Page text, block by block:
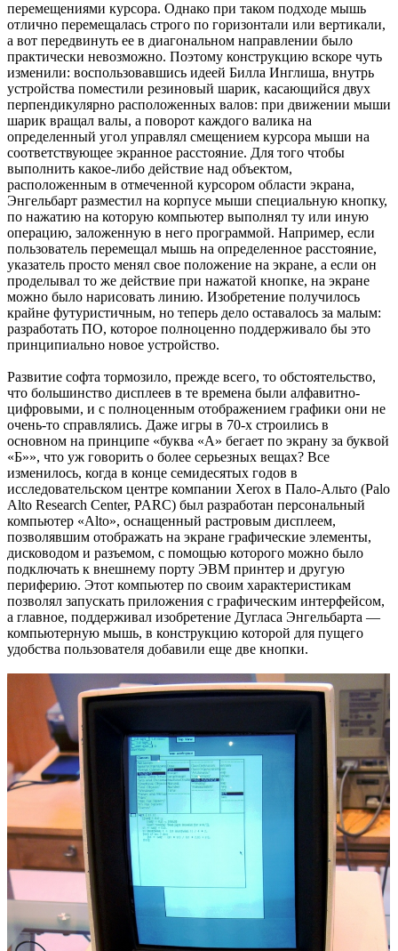
перемещениями курсора. Однако при таком подходе мышь
отлично перемещалась строго по горизонтали или вертикали,
а вот передвинуть ее в диагональном направлении было
практически невозможно. Поэтому конструкцию вскоре чуть
изменили: воспользовавшись идеей Билла Инглиша, внутрь
устройства поместили резиновый шарик, касающийся двух
перпендикулярно расположенных валов: при движении мыши
шарик вращал валы, а поворот каждого валика на
определенный угол управлял смещением курсора мыши на
соответствующее экранное расстояние. Для того чтобы
выполнить какое-либо действие над объектом,
расположенным в отмеченной курсором области экрана,
Энгельбарт разместил на корпусе мыши специальную кнопку,
по нажатию на которую компьютер выполнял ту или иную
операцию, заложенную в него программой. Например, если
пользователь перемещал мышь на определенное расстояние,
указатель просто менял свое положение на экране, а если он
проделывал то же действие при нажатой кнопке, на экране
можно было нарисовать линию. Изобретение получилось
крайне футуристичным, но теперь дело оставалось за малым:
разработать ПО, которое полноценно поддерживало бы это
принципиально новое устройство.
Развитие софта тормозило, прежде всего, то обстоятельство,
что большинство дисплеев в те времена были алфавитно-
цифровыми, и с полноценным отображением графики они не
очень-то справлялись. Даже игры в 70-х строились в
основном на принципе «буква «А» бегает по экрану за буквой
«Б»», что уж говорить о более серьезных вещах? Все
изменилось, когда в конце семидесятых годов в
исследовательском центре компании Xerox в Пало-Альто (Palo
Alto Research Center, PARC) был разработан персональный
компьютер «Alto», оснащенный растровым дисплеем,
позволявшим отображать на экране графические элементы,
дисководом и разъемом, с помощью которого можно было
подключать к внешнему порту ЭВМ принтер и другую
периферию. Этот компьютер по своим характеристикам
позволял запускать приложения с графическим интерфейсом,
а главное, поддерживал изобретение Дугласа Энгельбарта —
компьютерную мышь, в конструкцию которой для пущего
удобства пользователя добавили еще две кнопки.